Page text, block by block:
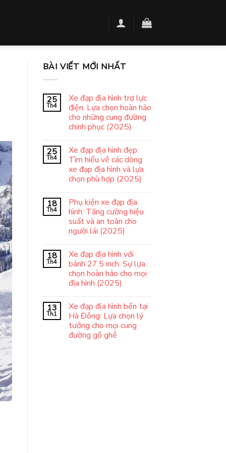
BÀI VIẾT MỚI NHẤT
25
Th4
Xe đạp địa hình trợ lực
điện: Lựa chọn hoàn hảo
cho những cung đường
chinh phục (2025)
25
Th4
Xe đạp địa hình đẹp:
Tìm hiểu về các dòng
xe đạp địa hình và lựa
chọn phù hợp (2025)
18
Th4
Phụ kiện xe đạp địa
hình: Tăng cường hiệu
suất và an toàn cho
người lái (2025)
18
Th4
Xe đạp địa hình với
bánh 27.5 inch: Sự lựa
chọn hoàn hảo cho mọi
địa hình (2025)
13
Th1
Xe đạp địa hình bền tại
Hà Đông: Lựa chọn lý
tưởng cho mọi cung
đường gồ ghề